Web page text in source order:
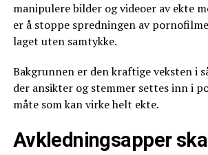
manipulere bilder og videoer av ekte
er å stoppe spredningen av
laget uten samtykke.
Bakgrunnen er den kraftige veksten i
der ansikter og stemmer settes inn i
måte som kan virke helt ekte.
Avkledningsapper